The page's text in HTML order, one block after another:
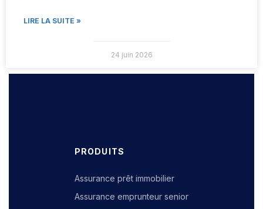
LIRE LA SUITE »
24 juin 2026
PRODUITS
Assurance prêt immobilier
Assurance emprunteur senior